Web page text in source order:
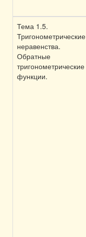
Тема 1.5.
Тригонометрические
неравенства.
Обратные
тригонометрические
функции.